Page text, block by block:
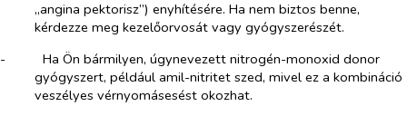
„angina pektorisz”) enyhítésére. Ha nem biztos benne,
kérdezze meg kezelőorvosát vagy gyógyszerészét.
-​
Ha Ön bármilyen, úgynevezett nitrogén-monoxid donor
gyógyszert, például amil-nitritet szed, mivel ez a kombináció
veszélyes vérnyomásesést okozhat.